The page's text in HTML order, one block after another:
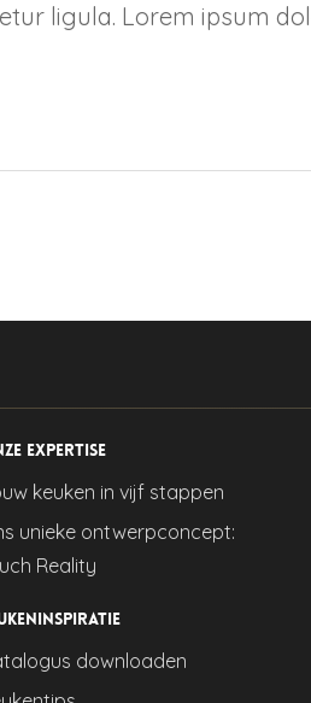
ligula. Lorem ipsum
expertise
keuken in vijf stappen
unieke ontwerpconcept:
Reality
downloaden